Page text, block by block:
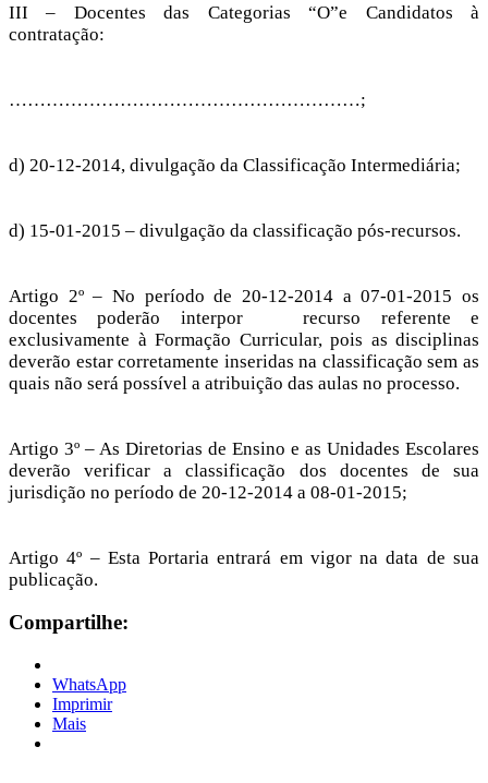
III – Docentes das Categorias “O”e Candidatos à
contratação:
…………………………………………………;
d) 20-12-2014, divulgação da Classificação Intermediária;
d) 15-01-2015 – divulgação da classificação pós-recursos.
Artigo 2º – No período de 20-12-2014 a 07-01-2015 os
docentes poderão interpor recurso referente e
exclusivamente à Formação Curricular, pois as disciplinas
deverão estar corretamente inseridas na classificação sem as
quais não será possível a atribuição das aulas no processo.
Artigo 3º – As Diretorias de Ensino e as Unidades Escolares
deverão verificar a classificação dos docentes de sua
jurisdição no período de 20-12-2014 a 08-01-2015;
Artigo 4º – Esta Portaria entrará em vigor na data de sua
publicação.
Compartilhe:
WhatsApp
Imprimir
Mais